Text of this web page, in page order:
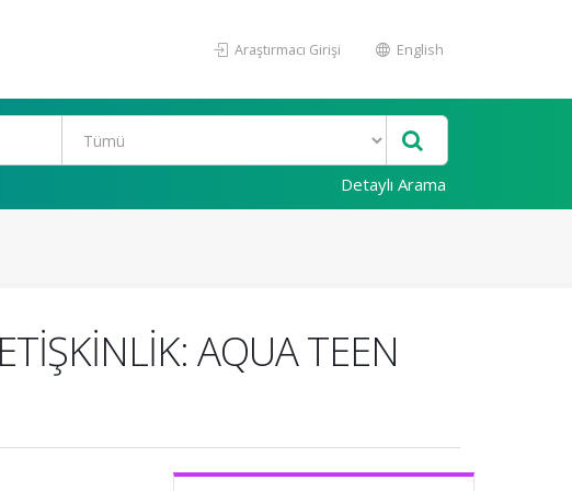
Araştırmacı Girişi English
Detaylı Arama
AQUA TEEN